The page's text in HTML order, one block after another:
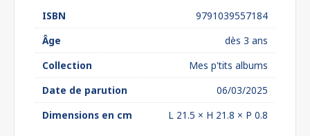
ISBN
9791039557184
Âge
dès 3 ans
Collection
Mes p'tits albums
Date de parution
06/03/2025
Dimensions en cm
L 21.5 × H 21.8 × P 0.8